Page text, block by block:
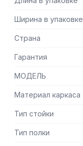
Ширина в упаковке
Страна
Гарантия
МОДЕЛЬ
Материал каркаса
Тип стойки
Тип полки